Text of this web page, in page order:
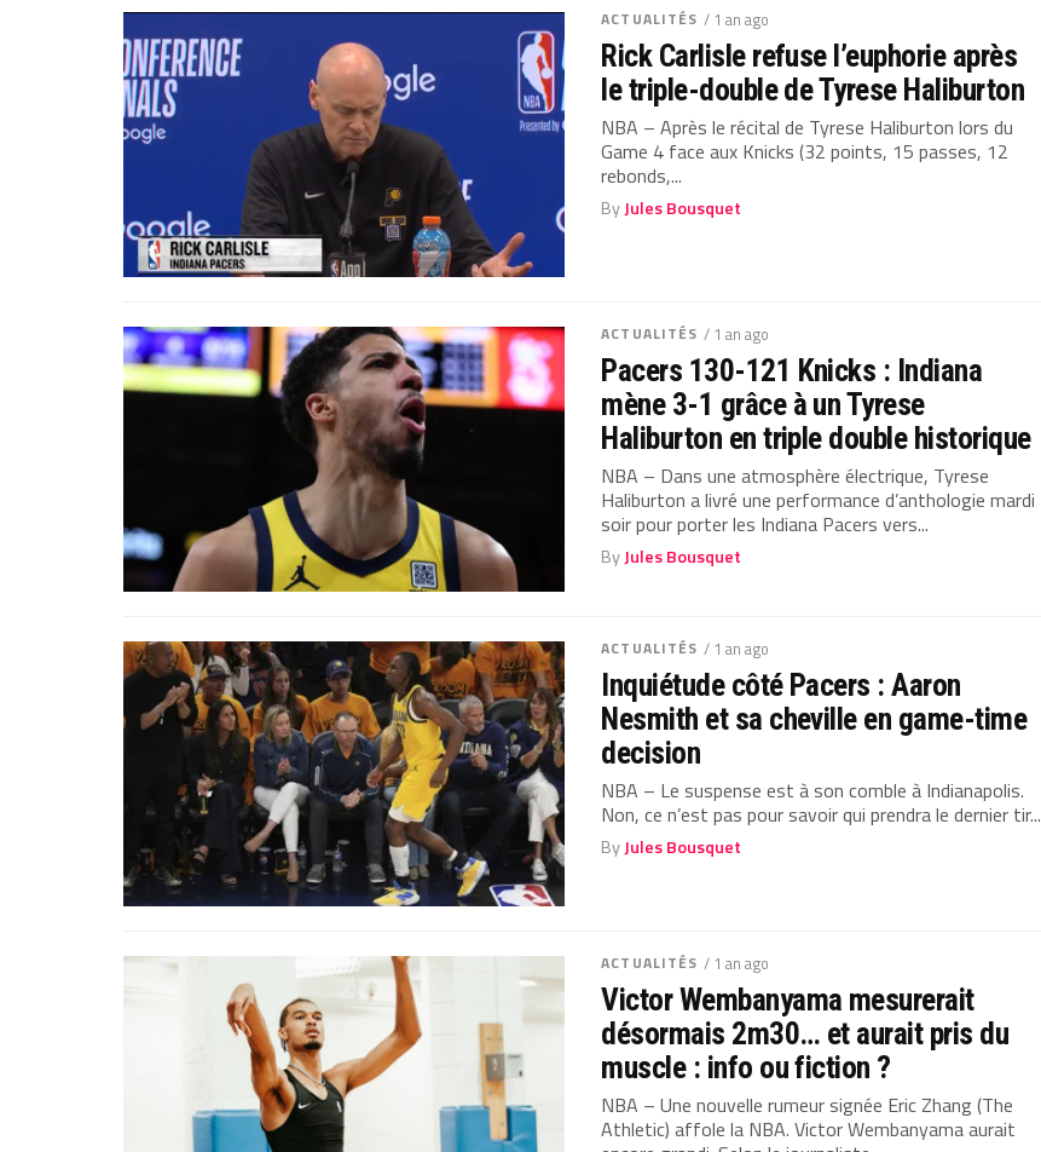
ACTUALITÉS / 1 an ago
Rick Carlisle refuse l’euphorie après
le triple-double de Tyrese Haliburton
NBA – Après le récital de Tyrese Haliburton lors du
Game 4 face aux Knicks (32 points, 15 passes, 12
rebonds,...
ByJules Bousquet
ACTUALITÉS / 1 an ago
Pacers 130-121 Knicks : Indiana
mène 3-1 grâce à un Tyrese
Haliburton en triple double historique
NBA – Dans une atmosphère électrique, Tyrese
Haliburton a livré une performance d’anthologie mardi
soir pour porter les Indiana Pacers vers...
ByJules Bousquet
ACTUALITÉS / 1 an ago
Inquiétude côté Pacers : Aaron
Nesmith et sa cheville en game-time
decision
NBA – Le suspense est à son comble à Indianapolis.
Non, ce n’est pas pour savoir qui prendra le dernier tir...
ByJules Bousquet
ACTUALITÉS / 1 an ago
Victor Wembanyama mesurerait
désormais 2m30… et aurait pris du
muscle : info ou fiction ?
NBA – Une nouvelle rumeur signée Eric Zhang (The
Athletic) affole la NBA. Victor Wembanyama aurait